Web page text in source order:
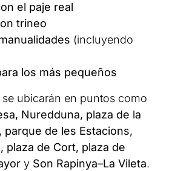
el paje real
trineo
(incluyendo
los más pequeños
se ubicarán en puntos como
Nuredduna, plaza de la
parque de les Estacions,
plaza de Cort, plaza de
y Son Rapinya–La Vileta.